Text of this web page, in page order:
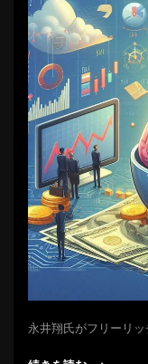
永井翔氏がフリーリ